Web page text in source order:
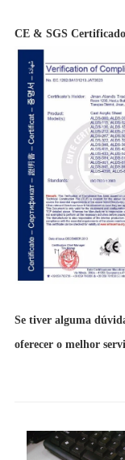
CE & SGS
Se tiver alguma
oferecer o melhor